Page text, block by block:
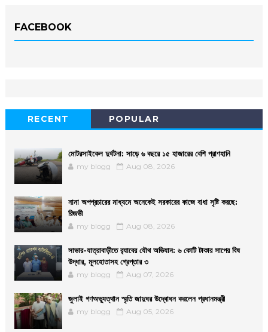
FACEBOOK
RECENT POPULAR
মোটরসাইকেল দুর্ঘটনা: সাড়ে ৬ বছরে ১৫ হাজারের বেশি প্রাণহানি
my blogg Aug 08, 2026
নানা অপপ্রচারের মাধ্যমে অনেকেই সরকারের কাজে বাধা সৃষ্টি করছে:
রিজভী
my blogg Aug 08, 2026
সাভার-যাত্রাবাড়ীতে র‌্যাবের যৌথ অভিযান: ৬ কোটি টাকার সাপের বিষ
উদ্ধার, মূলহোতাসহ গ্রেপ্তার ৩
my blogg Aug 07, 2026
জুলাই গণঅভ্যুত্থান স্মৃতি জাদুঘর উদ্বোধন করলেন প্রধানমন্ত্রী
my blogg Aug 05, 2026